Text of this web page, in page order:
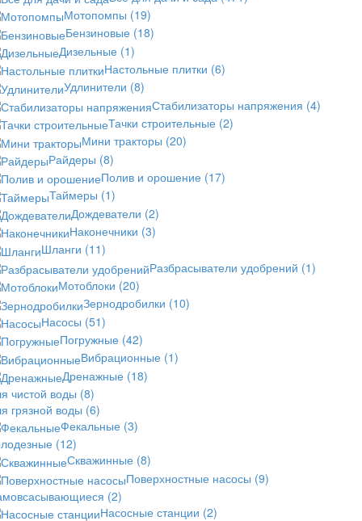
Мотопомпы (19)
Бензиновые (18)
Дизельные (1)
Настольные плитки (6)
Удлинители (8)
Стабилизаторы напряжения (4)
Тачки строительные (2)
Мини тракторы (20)
Райдеры (8)
Полив и орошение (17)
Таймеры (1)
Дождеватели (2)
Наконечники (3)
Шланги (11)
Разбрасыватели удобрений (1)
Мотоблоки (20)
Зернодробилки (10)
Насосы (51)
Погружные (42)
Вибрационные (1)
Дренажные (18)
чистой воды (8)
грязной воды (6)
Фекальные (3)
(12)
Скважинные (8)
Поверхностные насосы (9)
(2)
Насосные станции (2)